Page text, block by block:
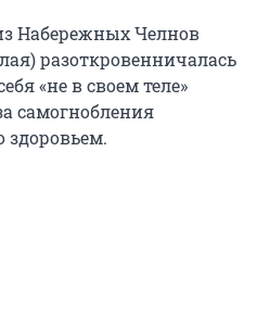
Набережных Челнов
разоткровенничалась
«не в своем теле»
самогнобления
здоровьем.